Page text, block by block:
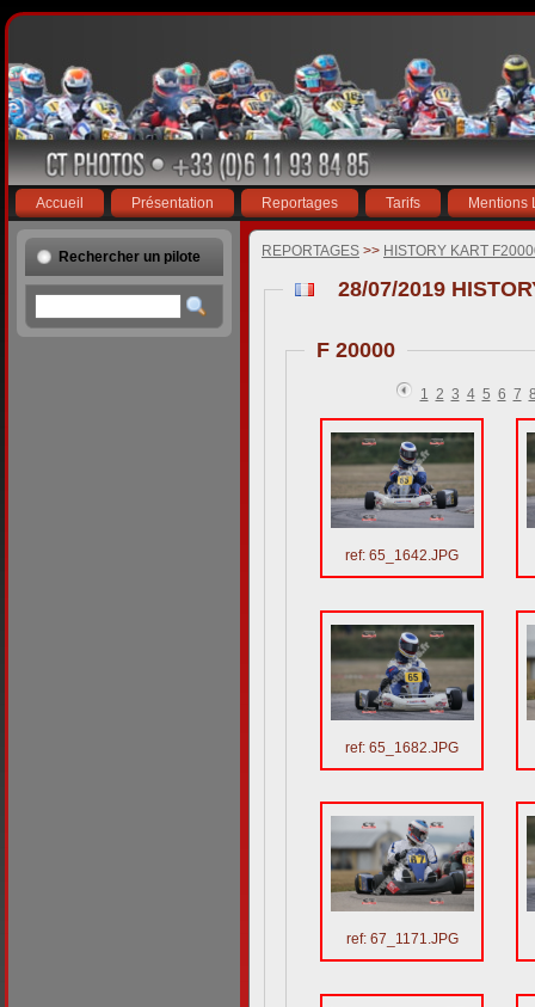
Accueil Présentation Reportages Tarifs Mentions
Rechercher un pilote REPORTAGES >> HISTORY KART
28/07/2019
F 20000
1 2 3 4 5 6 7
ref: 65_1642.JPG
ref: 65_1682.JPG
ref: 67_1171.JPG